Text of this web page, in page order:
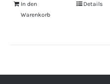
In den
Warenkorb
Details